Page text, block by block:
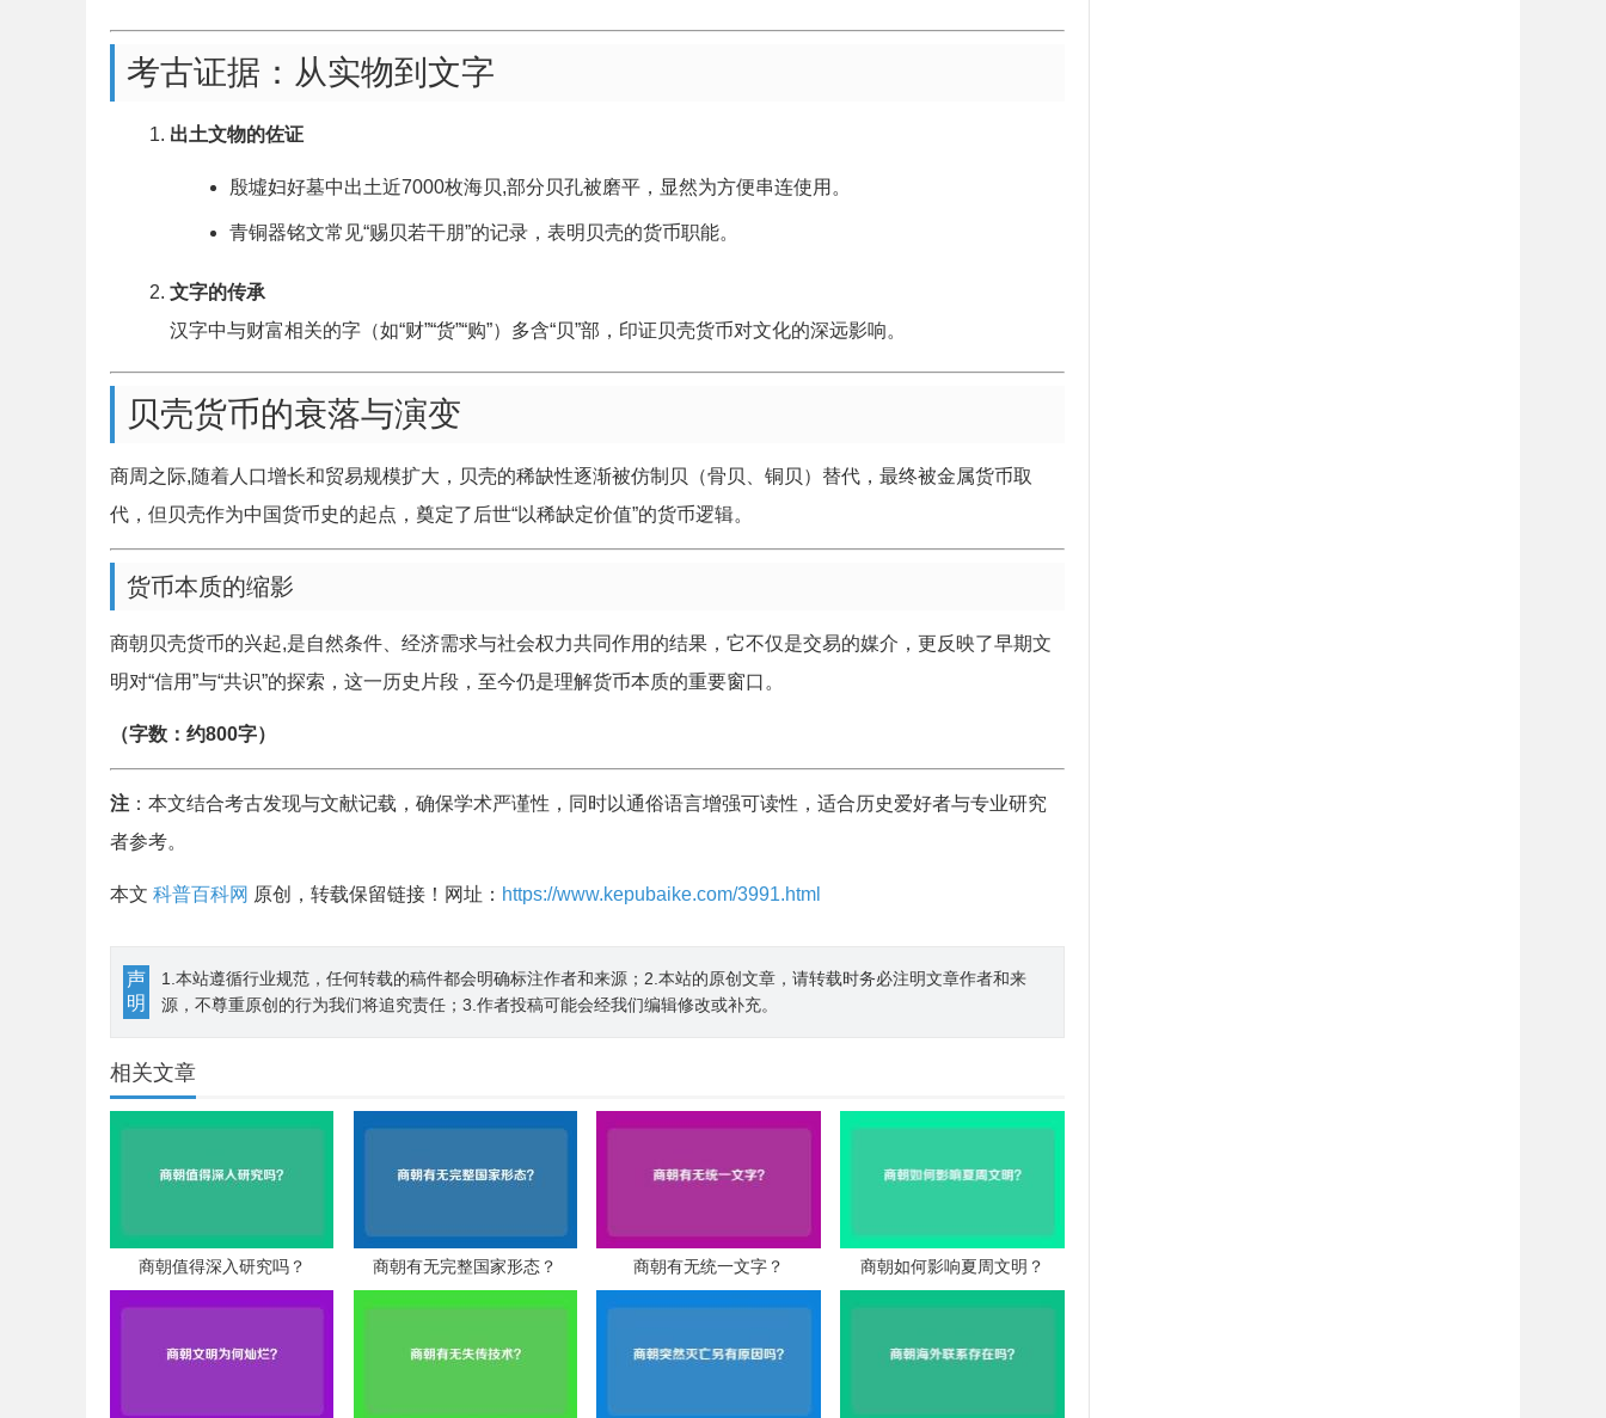
考古证据：从实物到文字
出土文物的佐证
殷墟妇好墓中出土近7000枚海贝,部分贝孔被磨平，显然为方便串连使用。
青铜器铭文常见“赐贝若干朋”的记录，表明贝壳的货币职能。
文字的传承
汉字中与财富相关的字（如“财”“货”“购”）多含“贝”部，印证贝壳货币对文化的深远影响。
贝壳货币的衰落与演变
商周之际,随着人口增长和贸易规模扩大，贝壳的稀缺性逐渐被仿制贝（骨贝、铜贝）替代，最终被金属货币取
代，但贝壳作为中国货币史的起点，奠定了后世“以稀缺定价值”的货币逻辑。
货币本质的缩影
商朝贝壳货币的兴起,是自然条件、经济需求与社会权力共同作用的结果，它不仅是交易的媒介，更反映了早期文
明对“信用”与“共识”的探索，这一历史片段，至今仍是理解货币本质的重要窗口。
（字数：约800字）
注 ：本文结合考古发现与文献记载，确保学术严谨性，同时以通俗语言增强可读性，适合历史爱好者与专业研究
者参考。
本文 科普百科网 原创，转载保留链接！网址： https://www.kepubaike.com/3991.html
声
明
1.本站遵循行业规范，任何转载的稿件都会明确标注作者和来源；2.本站的原创文章，请转载时务必注明文章作者和来
源，不尊重原创的行为我们将追究责任；3.作者投稿可能会经我们编辑修改或补充。
相关文章
商朝值得深入研究吗？ 商朝有无完整国家形态？ 商朝有无统一文字？ 商朝如何影响夏周文明？